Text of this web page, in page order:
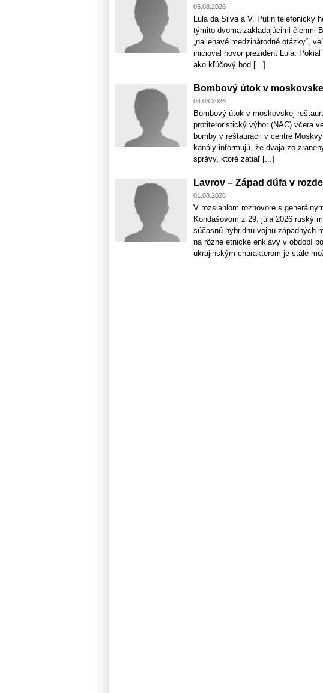
05.08.2026
Lula da Silva a V. Putin telefonicky
týmito dvoma zakladajúcimi členmi
„naliehavé medzinárodné otázky“,
inicioval hovor prezident Lula.
ako kľúčový bod [...]
Bombový útok v
04.08.2026
Bombový útok v moskovskej
protiteroristický výbor (NAC) včera
bomby v reštaurácii v centre
kanály informujú, že dvaja zo
správy, ktoré zatiaľ [...]
Lavrov – Západ dúfa v
01.08.2026
V rozsiahlom rozhovore s
Kondašovom z 29. júla 2026 ruský
súčasnú hybridnú vojnu západných
na rôzne etnické enklávy v období
ukrajinským charakterom je stále